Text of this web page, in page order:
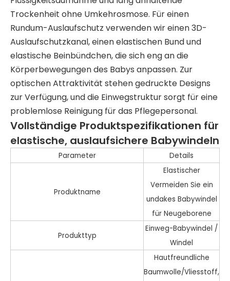
Trockenheit ohne Umkehrosmose. Für einen
Rundum-Auslaufschutz verwenden wir einen 3D-
Auslaufschutzkanal, einen elastischen Bund und
elastische Beinbündchen, die sich eng an die
Körperbewegungen des Babys anpassen. Zur
optischen Attraktivität stehen gedruckte Designs
zur Verfügung, und die Einwegstruktur sorgt für eine
problemlose Reinigung für das Pflegepersonal.
Vollständige Produktspezifikationen für
elastische, auslaufsichere Babywindeln
Parameter Details
Produktname
Elastischer
Vermeiden Sie ein
undakes Babywindel
für Neugeborene
Produkttyp
Einweg-Babywindel /
Windel
Hautfreundliche
Baumwolle/Vliesstoff,